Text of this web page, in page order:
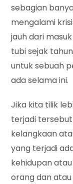
sebagian
mengalami
jauh dari
tubi sejak
untuk sebuah
ada selama ini.
Jika kita tilik
terjadi
kelangkaan
yang terjadi
kehidupan
orang dan